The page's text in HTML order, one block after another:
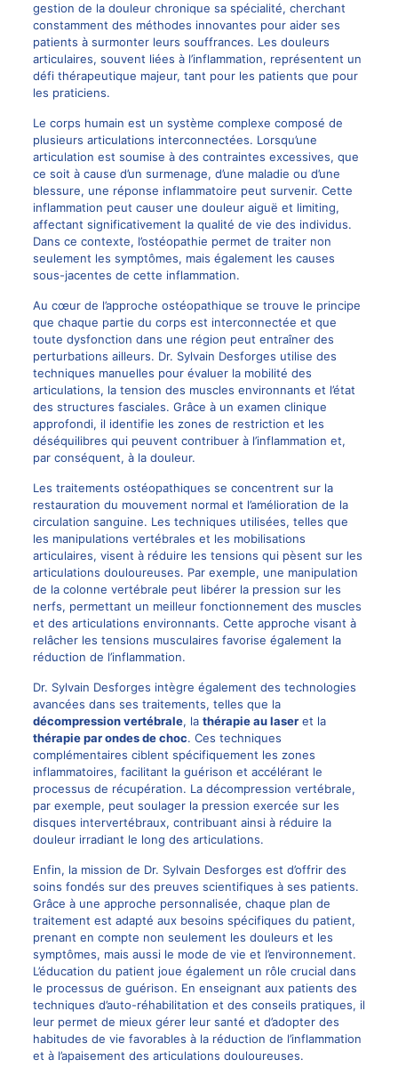
gestion de la douleur chronique sa spécialité, cherchant
constamment des méthodes innovantes pour aider ses
patients à surmonter leurs souffrances. Les douleurs
articulaires, souvent liées à l’inflammation, représentent un
défi thérapeutique majeur, tant pour les patients que pour
les praticiens.
Le corps humain est un système complexe composé de
plusieurs articulations interconnectées. Lorsqu’une
articulation est soumise à des contraintes excessives, que
ce soit à cause d’un surmenage, d’une maladie ou d’une
blessure, une réponse inflammatoire peut survenir. Cette
inflammation peut causer une douleur aiguë et limiting,
affectant significativement la qualité de vie des individus.
Dans ce contexte, l’ostéopathie permet de traiter non
seulement les symptômes, mais également les causes
sous-jacentes de cette inflammation.
Au cœur de l’approche ostéopathique se trouve le principe
que chaque partie du corps est interconnectée et que
toute dysfonction dans une région peut entraîner des
perturbations ailleurs. Dr. Sylvain Desforges utilise des
techniques manuelles pour évaluer la mobilité des
articulations, la tension des muscles environnants et l’état
des structures fasciales. Grâce à un examen clinique
approfondi, il identifie les zones de restriction et les
déséquilibres qui peuvent contribuer à l’inflammation et,
par conséquent, à la douleur.
Les traitements ostéopathiques se concentrent sur la
restauration du mouvement normal et l’amélioration de la
circulation sanguine. Les techniques utilisées, telles que
les manipulations vertébrales et les mobilisations
articulaires, visent à réduire les tensions qui pèsent sur les
articulations douloureuses. Par exemple, une manipulation
de la colonne vertébrale peut libérer la pression sur les
nerfs, permettant un meilleur fonctionnement des muscles
et des articulations environnants. Cette approche visant à
relâcher les tensions musculaires favorise également la
réduction de l’inflammation.
Dr. Sylvain Desforges intègre également des technologies
avancées dans ses traitements, telles que la
décompression vertébrale, la thérapie aulaseret la
thérapie par ondes de choc. Ces techniques
complémentaires ciblent spécifiquement les zones
inflammatoires, facilitant la guérison et accélérant le
processus de récupération. La décompression vertébrale,
par exemple, peut soulager la pression exercée sur les
disques intervertébraux, contribuant ainsi à réduire la
douleur irradiant le long des articulations.
Enfin, la mission de Dr. Sylvain Desforges est d’offrir des
soins fondés sur des preuves scientifiques à ses patients.
Grâce à une approche personnalisée, chaque plan de
traitement est adapté aux besoins spécifiques du patient,
prenant en compte non seulement les douleurs et les
symptômes, mais aussi le mode de vie et l’environnement.
L’éducation du patient joue également un rôle crucial dans
le processus de guérison. En enseignant aux patients des
techniques d’auto-réhabilitation et des conseils pratiques, il
leur permet de mieux gérer leur santé et d’adopter des
habitudes de vie favorables à la réduction de l’inflammation
et à l’apaisement des articulations douloureuses.